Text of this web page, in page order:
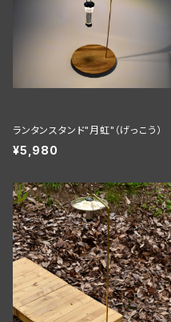
ランタンスタンド"月虹"（げっこう）
¥5,980